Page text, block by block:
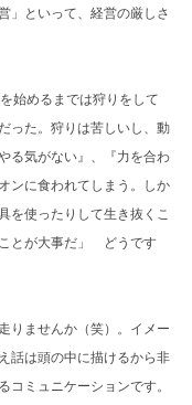
」といって、経営の厳しさ
始めるまでは狩りをして
った。狩りは苦しいし、動
る気がない』、『力を合わ
ンに食われてしまう。しか
を使ったりして生き抜くこ
とが大事だ」 どうです
りませんか（笑）。イメー
話は頭の中に描けるから非
コミュニケーションです。